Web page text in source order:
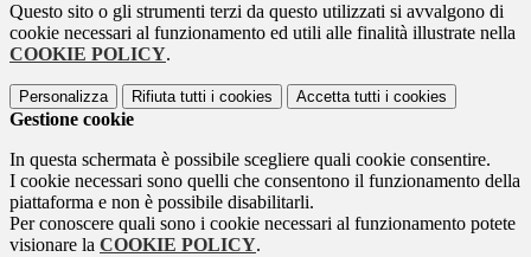
Questo sito o gli strumenti terzi da questo utilizzati si avvalgono di
cookie necessari al funzionamento ed utili alle finalità illustrate nella
COOKIE POLICY.
Personalizza Rifiuta tutti i cookies Accetta tutti i cookies
Gestione cookie
In questa schermata è possibile scegliere quali cookie consentire.
I cookie necessari sono quelli che consentono il funzionamento della
piattaforma e non è possibile disabilitarli.
Per conoscere quali sono i cookie necessari al funzionamento potete
visionare la COOKIE POLICY.